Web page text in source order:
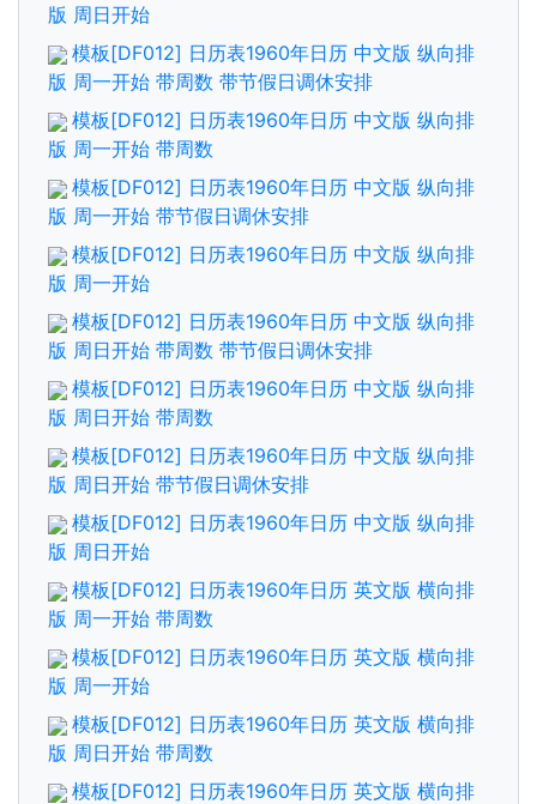
版 周日开始
模板[DF012] 日历表1960年日历 中文版 纵向排
版 周一开始 带周数 带节假日调休安排
模板[DF012] 日历表1960年日历 中文版 纵向排
版 周一开始 带周数
模板[DF012] 日历表1960年日历 中文版 纵向排
版 周一开始 带节假日调休安排
模板[DF012] 日历表1960年日历 中文版 纵向排
版 周一开始
模板[DF012] 日历表1960年日历 中文版 纵向排
版 周日开始 带周数 带节假日调休安排
模板[DF012] 日历表1960年日历 中文版 纵向排
版 周日开始 带周数
模板[DF012] 日历表1960年日历 中文版 纵向排
版 周日开始 带节假日调休安排
模板[DF012] 日历表1960年日历 中文版 纵向排
版 周日开始
模板[DF012] 日历表1960年日历 英文版 横向排
版 周一开始 带周数
模板[DF012] 日历表1960年日历 英文版 横向排
版 周一开始
模板[DF012] 日历表1960年日历 英文版 横向排
版 周日开始 带周数
模板[DF012] 日历表1960年日历 英文版 横向排